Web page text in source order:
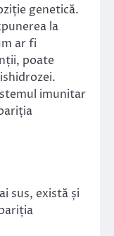
genetică.
la
ar fi
poate
imunitar
sus, există și